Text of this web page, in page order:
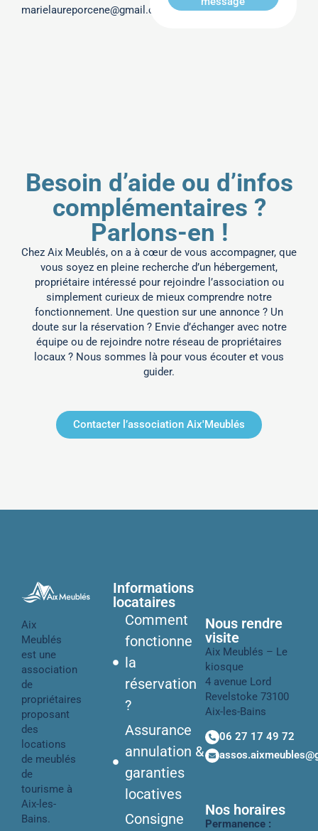
marielaureporcene@gmail.com
Besoin d’aide ou d’infos
complémentaires ?
Parlons-en !
Chez Aix Meublés, on a à cœur de vous accompagner, que
vous soyez en pleine recherche d’un hébergement,
propriétaire intéressé pour rejoindre l’association ou
simplement curieux de mieux comprendre notre
fonctionnement. Une question sur une annonce ? Un
doute sur la réservation ? Envie d’échanger avec notre
équipe ou de rejoindre notre réseau de propriétaires
locaux ? Nous sommes là pour vous écouter et vous
guider.
Contacter l’association Aix'Meublés
Aix
Meublés
est une
association
de
propriétaires
proposant
des
locations
de meublés
de
tourisme à
Aix-les-
Bains.
Informations
locataires
Comment
fonctionne
la
réservation
?
Assurance
annulation &
garanties
locatives
Consigne
Nous rendre
visite
Aix Meublés – Le
kiosque
4 avenue Lord
Revelstoke 73100
Aix-les-Bains
06 27 17 49 72
Nos horaires
Permanence :